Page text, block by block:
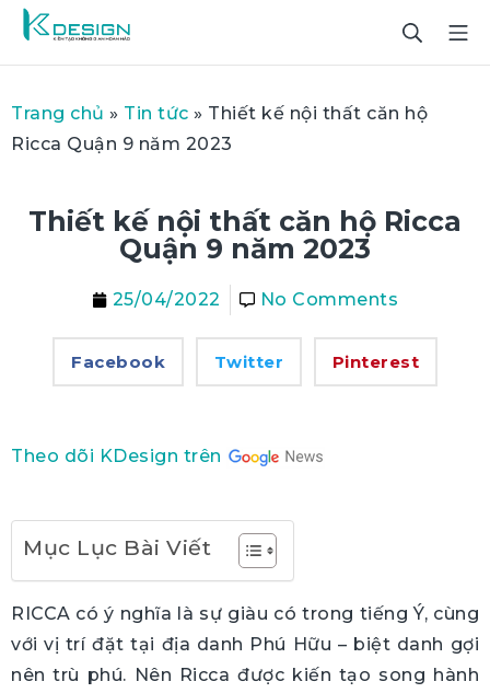
Trang chủ » Tin tức » Thiết kế nội thất căn hộ
Ricca Quận 9 năm 2023
Thiết kế nội thất căn hộ Ricca
Quận 9 năm 2023
25/04/2022 No Comments
Facebook Twitter Pinterest
Theo dõi KDesign trên
Mục Lục Bài Viết
RICCA có ý nghĩa là sự giàu có trong tiếng Ý, cùng
với vị trí đặt tại địa danh Phú Hữu – biệt danh gợi
nên trù phú. Nên Ricca được kiến tạo song hành